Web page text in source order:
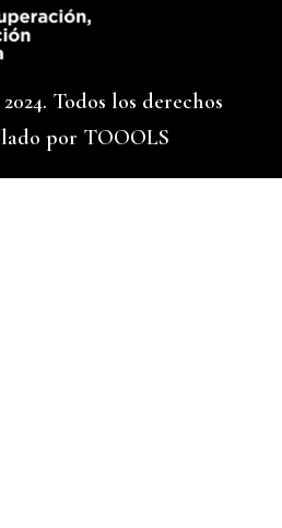
Todos los derechos
por TOOOLS